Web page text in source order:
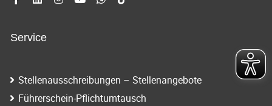
Service
Stellenausschreibungen – Stellenangebote
Führerschein-Pflichtumtausch